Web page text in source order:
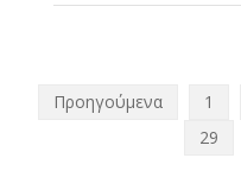
Προηγούμενα 1
29